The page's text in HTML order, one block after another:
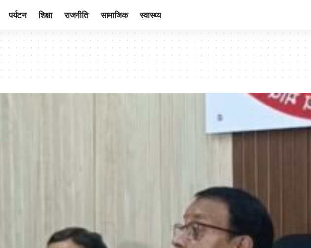
पर्यटन शिक्षा राजनीति सामाजिक स्वास्थ्य